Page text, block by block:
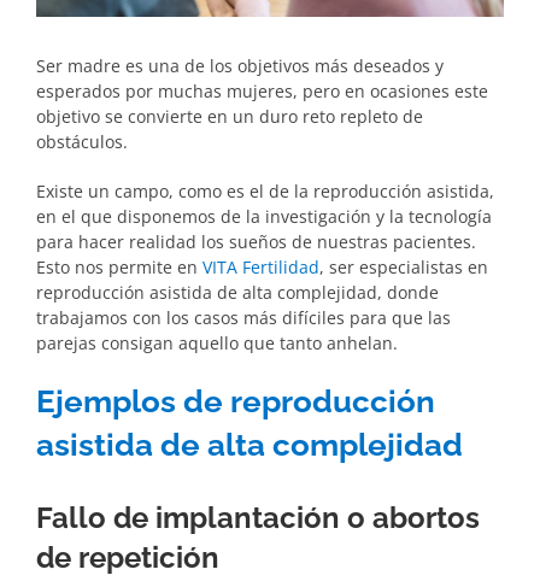
Ser madre es una de los objetivos más deseados y
esperados por muchas mujeres, pero en ocasiones este
objetivo se convierte en un duro reto repleto de
obstáculos.
Existe un campo, como es el de la reproducción asistida,
en el que disponemos de la investigación y la tecnología
para hacer realidad los sueños de nuestras pacientes.
Esto nos permite en VITA Fertilidad, ser especialistas en
reproducción asistida de alta complejidad, donde
trabajamos con los casos más difíciles para que las
parejas consigan aquello que tanto anhelan.
Ejemplos de reproducción
asistida de alta complejidad
Fallo de implantación o abortos
de repetición